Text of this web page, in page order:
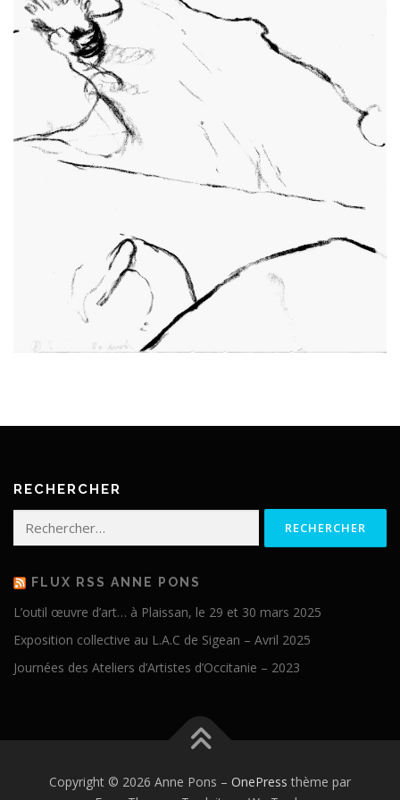
RECHERCHER
FLUX RSS ANNE PONS
L’outil œuvre d’art… à Plaissan, le 29 et 30 mars 2025
Exposition collective au L.A.C de Sigean – Avril 2025
Journées des Ateliers d’Artistes d’Occitanie – 2023
Copyright © 2026 Anne Pons – OnePress thème par